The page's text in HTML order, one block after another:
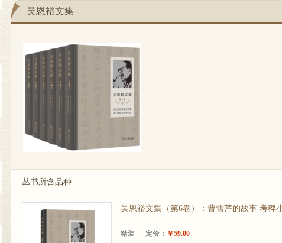
吴恩裕文集
丛书所含品种
吴恩裕文集（第6卷）：曹雪芹的故事 考
精装 定价： ￥59.00